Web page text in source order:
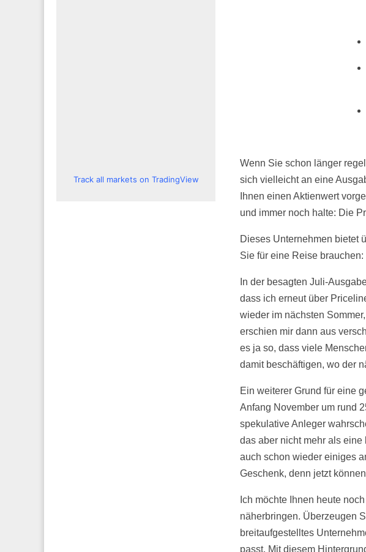
Wenn Sie schon länger
sich vielleicht an eine
Ihnen einen Aktienwert
und immer noch halte: Die
Dieses Unternehmen bietet
Sie für eine Reise
In der besagten Juli-
dass ich erneut über
wieder im nächsten
erschien mir dann aus
es ja so, dass viele
damit beschäftigen, wo der
Ein weiterer Grund für eine
Anfang November um rund
spekulative Anleger
das aber nicht mehr als
auch schon wieder einiges
Geschenk, denn jetzt
Ich möchte Ihnen heute
näherbringen. Überzeugen
breitaufgestelltes
passt. Mit diesem
Track all markets on TradingView